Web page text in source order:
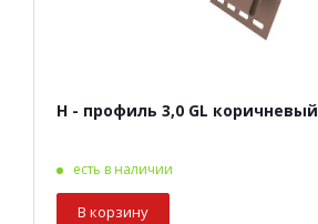
Н - профиль 3,0 GL коричневый
есть в наличии
В корзину